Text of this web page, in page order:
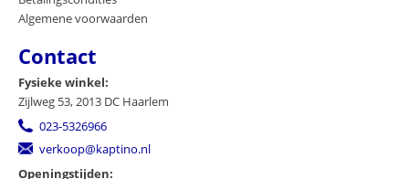
Algemene voorwaarden
Contact
Fysieke winkel:
Zijlweg 53, 2013 DC Haarlem
023-5326966
verkoop@kaptino.nl
Openingstijden: